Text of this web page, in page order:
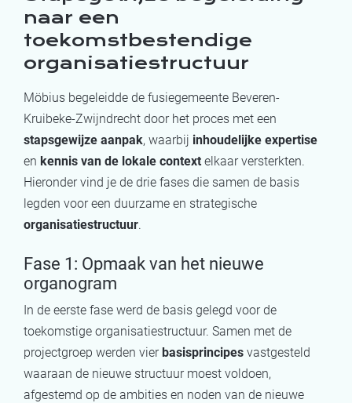
naar een
toekomstbestendige
organisatiestructuur
Möbius begeleidde de fusiegemeente Beveren-
Kruibeke-Zwijndrecht door het proces met een
stapsgewijze aanpak, waarbij inhoudelijke expertise
en kennis van de lokale context elkaar versterkten.
Hieronder vind je de drie fases die samen de basis
legden voor een duurzame en strategische
organisatiestructuur.
Fase 1: Opmaak van het nieuwe
organogram
In de eerste fase werd de basis gelegd voor de
toekomstige organisatiestructuur. Samen met de
projectgroep werden vierbasisprincipes vastgesteld
waaraan de nieuwe structuur moest voldoen,
afgestemd op de ambities en noden van de nieuwe